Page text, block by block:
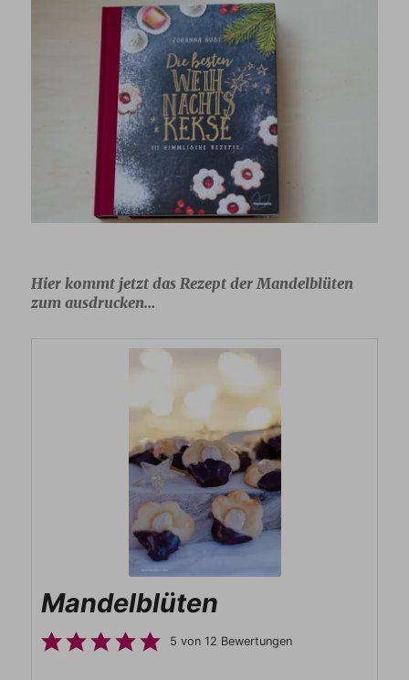
Hier kommt jetzt das Rezept der Mandelblüten
zum ausdrucken…
Mandelblüten
5 von 12 Bewertungen